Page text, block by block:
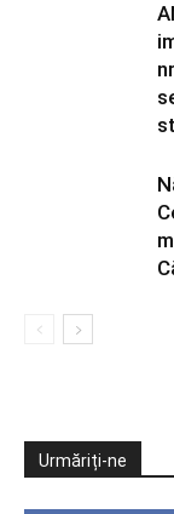
Urmăriți-ne